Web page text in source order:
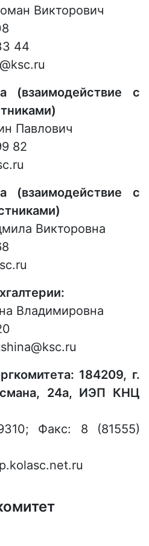
Викторович
44
(взаимодействие с
Павлович
82
(взаимодействие с
Викторовна
Владимировна
184209, г.
24а, ИЭП КНЦ
Факс: 8 (81555)